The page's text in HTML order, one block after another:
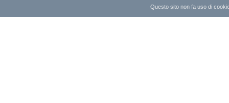
Questo sito non fa uso di